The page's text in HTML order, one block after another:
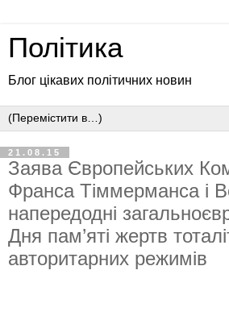
Політика
Блог цікавих політичних новин
21.08.15
Заява Європейських
Франса Тіммерманса і
напередодні
Дня пам’яті жертв
авторитарних режимів